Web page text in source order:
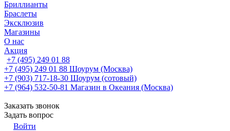
Бриллианты
Браслеты
Эксклюзив
Магазины
О нас
Акция
+7 (495) 249 01 88
+7 (495) 249 01 88 Шоурум (Москва)
+7 (903) 717-18-30 Шоурум (сотовый)
+7 (964) 532-50-81 Магазин в Океания (Москва)
Заказать звонок
Задать вопрос
Войти